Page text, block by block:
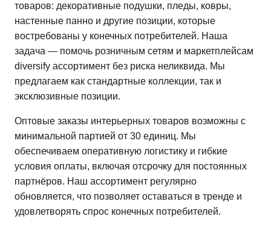
товаров: декоративные подушки, пледы, ковры,
настенные панно и другие позиции, которые
востребованы у конечных потребителей. Наша
задача — помочь розничным сетям и маркетплейсам
diversify ассортимент без риска неликвида. Мы
предлагаем как стандартные коллекции, так и
эксклюзивные позиции.
Оптовые заказы интерьерных товаров возможны с
минимальной партией от 30 единиц. Мы
обеспечиваем оперативную логистику и гибкие
условия оплаты, включая отсрочку для постоянных
партнёров. Наш ассортимент регулярно
обновляется, что позволяет оставаться в тренде и
удовлетворять спрос конечных потребителей.